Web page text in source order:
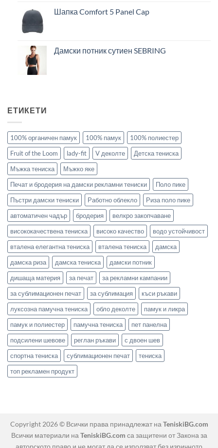
Шапка Comfort 5 Panel Cap
Дамски потник сутиен SEBRING
ЕТИКЕТИ
100% органичен памук 100% памук
100% полиестер
Fruit of the Loom
lady-fit V деколте
Детска тениска
Мъжка тениска
Мъжко яке
Печат и бродерия на дамски рекламни тениски
Поло пике
Пъстри дамски тениски
Работно облекло
Риза поло пике
автоматичен чадър
бродерия
велкро закопчаване
висококачествена тениска
високо качество
водо устойчивост
вталена елегантна тениска
вталена тениска
дамска
дамска риза
дамска тениска
дамски потник
дишаща материя
за печат
за рекламни кампании
за сублимационен печат
за сублимация
къси ръкави
луксозна памучна тениска
обло деколте
памук и ликра
памук и полиестер
памучна тениска
пет панелна
подсилени шевове
реглан ръкави
с двоен шев
спортна тениска
сублимационен печат
тениска
топ рекламен продукт
Copyright 2026 © Всички права принадлежат на TeniskiBG.com
Всички материали на TeniskiBG.com са защитени от Закона за
авторското право и не могат да се използват без изричното